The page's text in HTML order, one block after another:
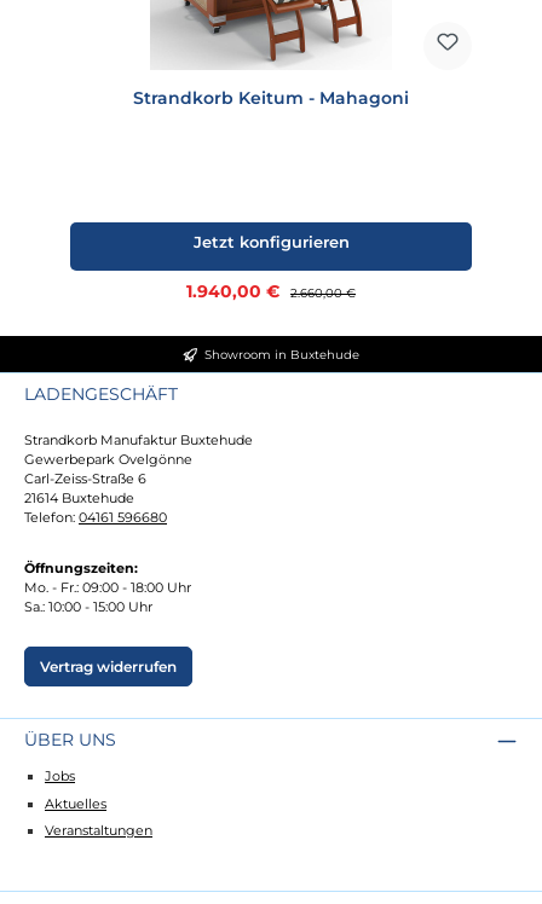
Strandkorb Keitum - Mahagoni
Verkaufspreis:
1.940,00 € Regulärer Preis:
2.660,00 €
Jetzt konfigurieren
Showroom in Buxtehude
LADENGESCHÄFT
Strandkorb Manufaktur Buxtehude
Gewerbepark Ovelgönne
Carl-Zeiss-Straße 6
21614 Buxtehude
Telefon: 04161 596680
Öffnungszeiten:
Mo. - Fr.: 09:00 - 18:00 Uhr
Sa.: 10:00 - 15:00 Uhr
Vertrag widerrufen
ÜBER UNS
Jobs
Aktuelles
Veranstaltungen